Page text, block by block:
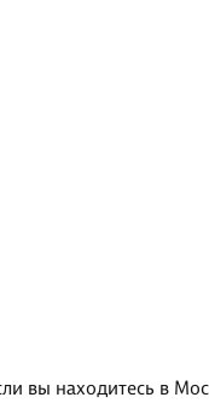
вы находитесь в